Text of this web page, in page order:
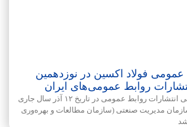
فولاد اکسین در نوزدهمین
روابط‌ عمومی‌های ایران
نوزدهمین جشنواره ملی انتشارات روابط‌ عمومی‌ در تاریخ ۱۲ آذر سال جاری
مدیریت صنعتی (سازمان مطالعات و بهره‌وری